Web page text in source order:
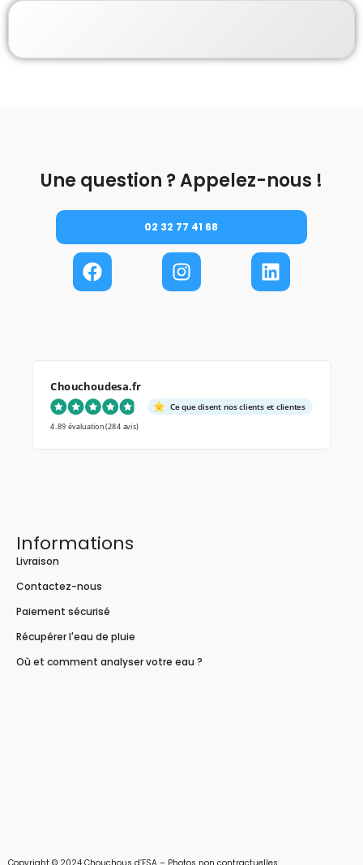
Une question ? Appelez-nous !
02 32 77 41 68
Chouchoudesa.fr
Ce que disent nos clients et clientes
4.89 évaluation(284 avis)
Informations
Livraison
Contactez-nous
Paiement sécurisé
Récupérer l'eau de pluie
Où et comment analyser votre eau ?